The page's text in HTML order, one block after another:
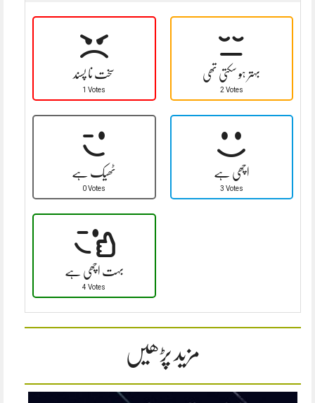
سخت نا پسند
1 Votes
بہتر ہو سکتی تھی
2 Votes
ٹھیک ہے
0 Votes
اچھی ہے
3 Votes
بہت اچھی ہے
4 Votes
مزید پڑھیں